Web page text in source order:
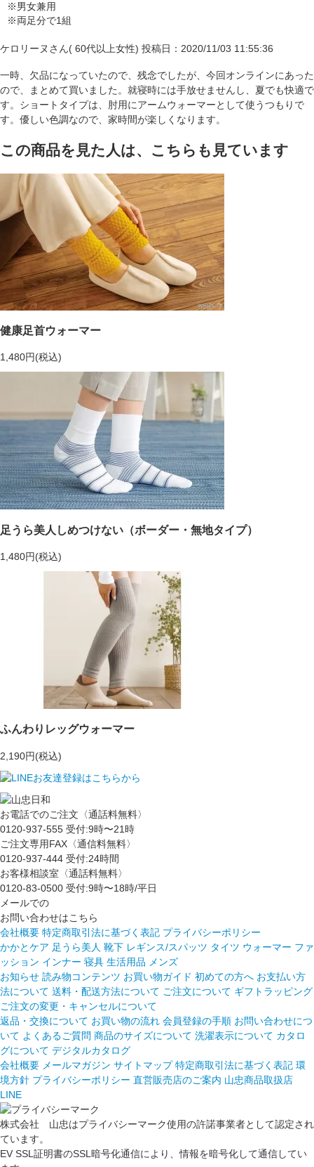
※男女兼用
※両足分で1組
ケロリーヌさん( 60代以上女性) 投稿日：2020/11/03 11:55:36
一時、欠品になっていたので、残念でしたが、今回オンラインにあった
ので、まとめて買いました。就寝時には手放せませんし、夏でも快適で
す。ショートタイプは、肘用にアームウォーマーとして使うつもりで
す。優しい色調なので、家時間が楽しくなります。
この商品を見た人は、こちらも見ています
健康足首ウォーマー
1,480円(税込)
足うら美人しめつけない（ボーダー・無地タイプ）
1,480円(税込)
ふんわりレッグウォーマー
2,190円(税込)
お電話でのご注文〈通話料無料〉
0120-937-555 受付:9時〜21時
ご注文専用FAX〈通信料無料〉
0120-937-444 受付:24時間
お客様相談室〈通話料無料〉
0120-83-0500 受付:9時〜18時/平日
メールでの
お問い合わせはこちら
会社概要 特定商取引法に基づく表記 プライバシーポリシー
かかとケア 足うら美人 靴下 レギンス/スパッツ タイツ ウォーマー ファ
ッション インナー 寝具 生活用品 メンズ
お知らせ 読み物コンテンツ お買い物ガイド 初めての方へ お支払い方
法について 送料・配送方法について ご注文について ギフトラッピング
ご注文の変更・キャンセルについて
返品・交換について お買い物の流れ 会員登録の手順 お問い合わせにつ
いて よくあるご質問 商品のサイズについて 洗濯表示について カタロ
グについて デジタルカタログ
会社概要 メールマガジン サイトマップ 特定商取引法に基づく表記 環
境方針 プライバシーポリシー 直営販売店のご案内 山忠商品取扱店
LINE
株式会社 山忠はプライバシーマーク使用の許諾事業者として認定され
ています。
EV SSL証明書のSSL暗号化通信により、情報を暗号化して通信してい